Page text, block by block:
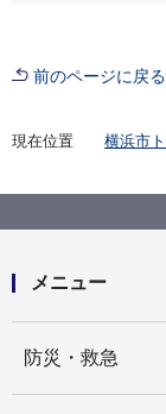
前のページに戻る
現在位置 横浜市
市税口
メニュー
防災・救急